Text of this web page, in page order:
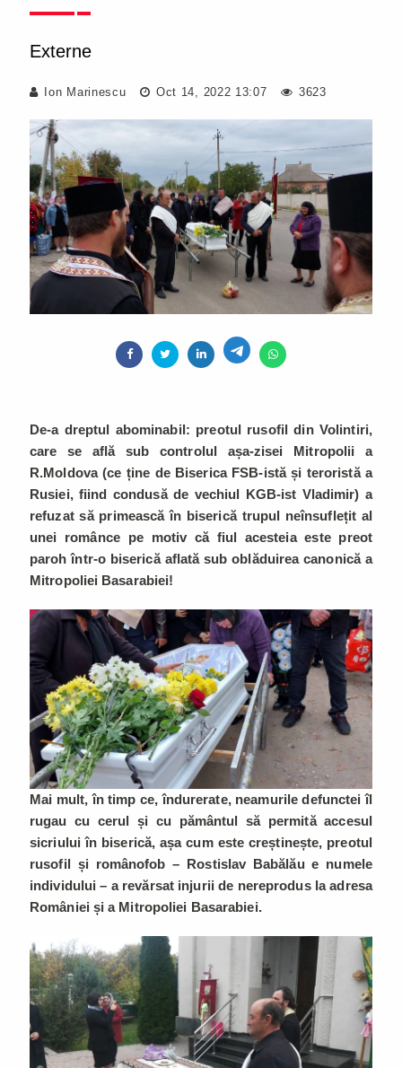
Externe
Ion Marinescu Oct 14, 2022 13:07 3623
De-a dreptul abominabil: preotul rusofil din Volintiri,
care se află sub controlul așa-zisei Mitropolii a
R.Moldova (ce ține de Biserica FSB-istă și teroristă a
Rusiei, fiind condusă de vechiul KGB-ist Vladimir) a
refuzat să primească în biserică trupul neînsuflețit al
unei românce pe motiv că fiul acesteia este preot
paroh într-o biserică aflată sub oblăduirea canonică a
Mitropoliei Basarabiei!
Mai mult, în timp ce, îndurerate, neamurile defunctei îl
rugau cu cerul și cu pământul să permită accesul
sicriului în biserică, așa cum este creștinește, preotul
rusofil și românofob – Rostislav Babălău e numele
individului – a revărsat injurii de nereprodus la adresa
României și a Mitropoliei Basarabiei.